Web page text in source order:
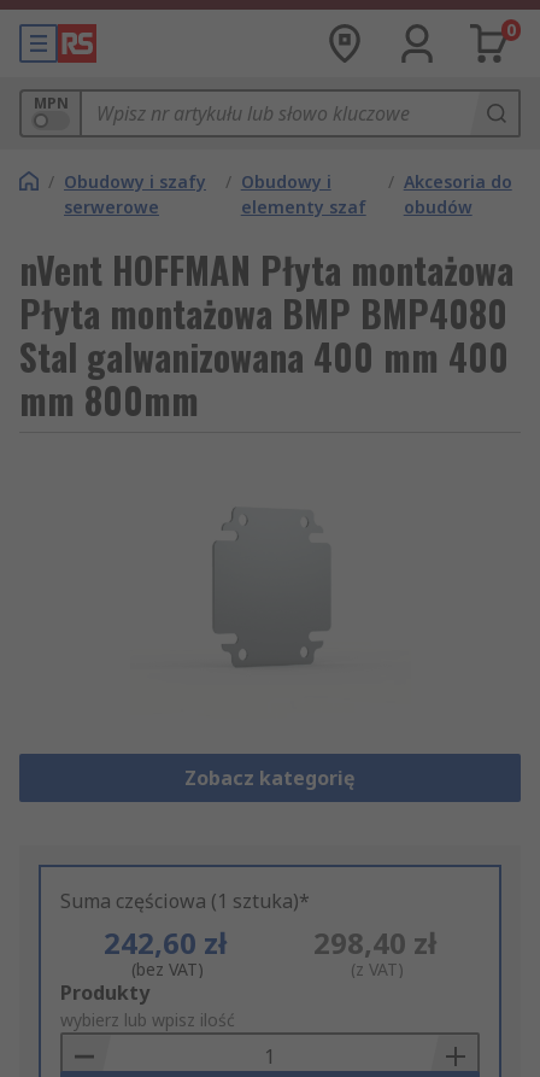
0
MPN
/ Obudowy i szafy
serwerowe
/ Obudowy i
elementy szaf
/ Akcesoria do
obudów
nVent HOFFMAN Płyta montażowa
Płyta montażowa BMP BMP4080
Stal galwanizowana 400 mm 400
mm 800mm
Zobacz kategorię
Suma częściowa (1 sztuka)*
242,60 zł
(bez VAT)
298,40 zł
(z VAT)
Add
to
Basket
Produkty
wybierz lub wpisz ilość